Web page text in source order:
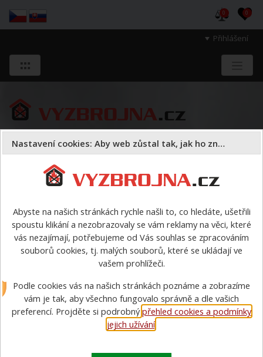
Přihlášení
0 0
Sloužíme těm, kteří chrání životy, zdraví
Dýchací přístroje sady
sady
Vybavení jak pro dobrovolné, tak pro profesionální hasiče.
Doporučujeme
Nastavení cookies: Aby web zůstal tak, jak ho znáte
Abyste na našich stránkách rychle našli to, co hledáte, ušetřili
spoustu klikání a nezobrazovaly se vám reklamy na věci, které
vás nezajímají, potřebujeme od Vás souhlas se zpracováním
souborů cookies, tj. malých souborů, které se ukládají ve
vašem prohlížeči.
Podle cookies vás na našich stránkách poznáme a zobrazíme
vám je tak, aby všechno fungovalo správně a dle vašich
preferencí. Projděte si podrobnýpřehled cookies a podmínky
jejich užívání.